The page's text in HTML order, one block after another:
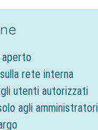
rete interna
utenti autorizzati
agli amministratori